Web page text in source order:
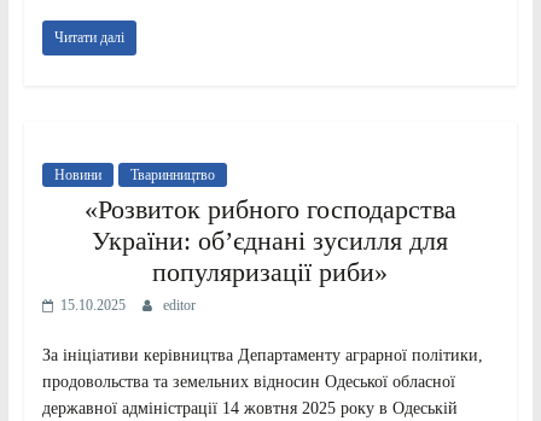
Читати далі
Новини Тваринництво
«Розвиток рибного господарства
України: об’єднані зусилля для
популяризації риби»
15.10.2025 editor
За ініціативи керівництва Департаменту аграрної політики,
продовольства та земельних відносин Одеської обласної
державної адміністрації 14 жовтня 2025 року в Одеській